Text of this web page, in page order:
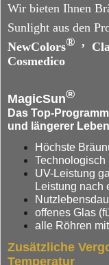
Wir bieten Ihnen
Sunlight aus den
NewColors® ,
Cosmedico
MagicSun®
Das Top-
und längerer
Höchste
Technologisch
UV-Leistung
Leistung nach
offenes Glas
alle Röhren
Zusätzliche
Temperatur